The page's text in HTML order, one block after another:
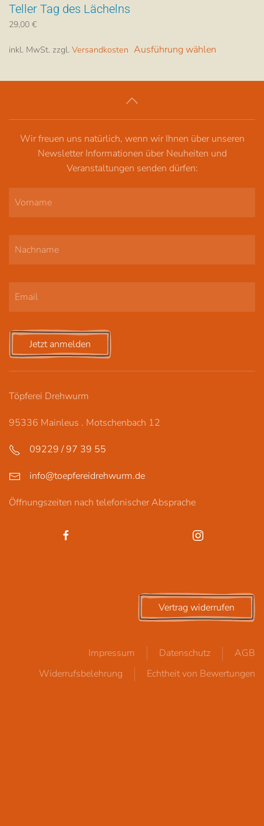
Teller Tag des Lächelns
29,00 €
inkl. MwSt. zzgl. Versandkosten Ausführung wählen
mehrere
Optionen
können
der
gewählt
Wir freuen uns natürlich, wenn wir Ihnen über unseren
Newsletter Informationen über Neuheiten und
Veranstaltungen senden dürfen:
Jetzt anmelden
Töpferei Drehwurm
95336 Mainleus . Motschenbach 12
09229 / 97 39 55
info@toepfereidrehwurm.de
Öffnungszeiten nach telefonischer Absprache
Vertrag widerrufen
Impressum Datenschutz
AGB
Widerrufsbelehrung
Echtheit von Bewertungen